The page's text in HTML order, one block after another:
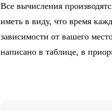
Все вычисления
иметь в виду, что время
зависимости от вашего
написано в таблице, в